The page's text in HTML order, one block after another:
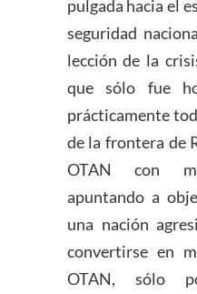
pulgada hacia el
seguridad
lección de la
que sólo fue
prácticamente
de la frontera de
OTAN con
apuntando a
una nación
convertirse en
OTAN, sólo